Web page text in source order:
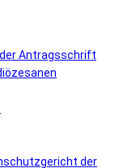
Antragsschrift
der